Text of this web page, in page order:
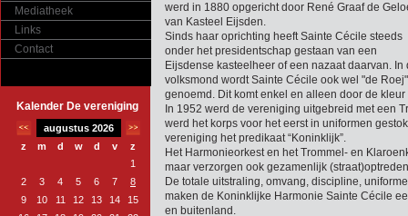
Mediatheek
Links
Contact
Kalender De vereniging
augustus 2026
z
m d w d v
z
1
2
3 4 5 6 7
8
9
10 11 12 13 14
15
werd in 1880 opgericht door René Graaf de
van Kasteel Eijsden.
Sinds haar oprichting heeft Sainte Cécile steeds
onder het presidentschap gestaan van een
Eijsdense kasteelheer of een nazaat daarvan. In
volksmond wordt Sainte Cécile ook wel "de Roej"
genoemd. Dit komt enkel en alleen door de kleur
In 1952 werd de vereniging uitgebreid met een
werd het korps voor het eerst in uniformen
vereniging het predikaat “Koninklijk”.
Het Harmonieorkest en het Trommel- en
maar verzorgen ook gezamenlijk
De totale uitstraling, omvang, discipline,
maken de Koninklijke Harmonie Sainte Cécile
en buitenland.